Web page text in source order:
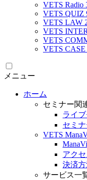
VETS Radio
VETS QUIZ
VETS LAW
VETS
VETS
VETS CASE
メニュー
ホーム
セミナー関
ライ
セミ
VETS
アク
決済
サービス一